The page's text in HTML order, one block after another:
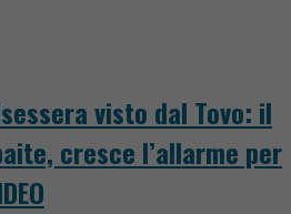
visto dal Tovo: il
cresce l’allarme per